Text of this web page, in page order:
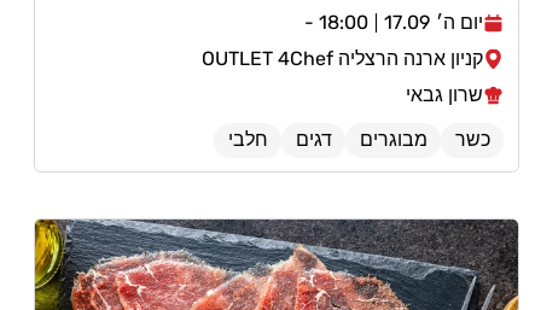
יום ה׳ 17.09
18:00 -
קניון ארנה הרצליה OUTLET 4Chef
שרון גבאי
כשר
מבוגרים דגים חלבי